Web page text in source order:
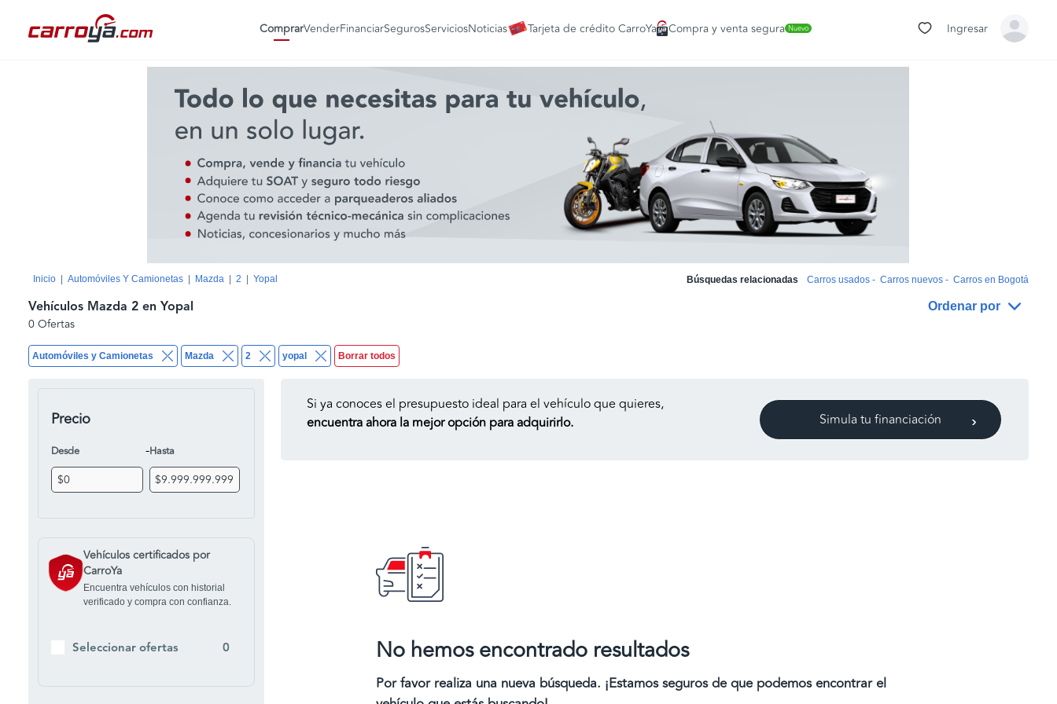
ComprarVenderFinanciarSegurosServiciosNoticias Tarjeta de crédito CarroYa Compra y venta segura Nuevo Ingresar
Inicio Automóviles Y Camionetas Mazda 2 Yopal Búsquedas relacionadas Carros usados - Carros nuevos - Carros en Bogotá
Automóviles y Camionetas Mazda 2 yopal Borrar todos
Vehículos Mazda 2 en Yopal Ordenar por
0 Ofertas
Precio
Desde -Hasta
Vehículos certificados por
CarroYa
Encuentra vehículos con historial
verificado y compra con confianza.
Seleccionar ofertas 0
Si ya conoces el presupuesto ideal para el vehículo que quieres,
encuentra ahora la mejor opción para adquirirlo.
Simula tu financiación
No hemos encontrado resultados
Por favor realiza una nueva búsqueda. ¡Estamos seguros de que podemos encontrar el